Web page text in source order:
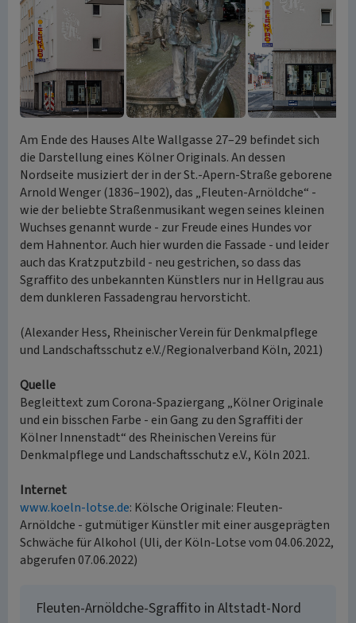
Am Ende des Hauses Alte Wallgasse 27–29 befindet sich
die Darstellung eines Kölner Originals. An dessen
Nordseite musiziert der in der St.‐Apern‐Straße geborene
Arnold Wenger (1836–1902), das „Fleuten‐Arnöldche“ ‐
wie der beliebte Straßenmusikant wegen seines kleinen
Wuchses genannt wurde ‐ zur Freude eines Hundes vor
dem Hahnentor. Auch hier wurden die Fassade ‐ und leider
auch das Kratzputzbild ‐ neu gestrichen, so dass das
Sgraffito des unbekannten Künstlers nur in Hellgrau aus
dem dunkleren Fassadengrau hervorsticht.
(Alexander Hess, Rheinischer Verein für Denkmalpflege
und Landschaftsschutz e.V./Regionalverband Köln, 2021)
Quelle
Begleittext zum Corona-Spaziergang „Kölner Originale
und ein bisschen Farbe ‐ ein Gang zu den Sgraffiti der
Kölner Innenstadt“ des Rheinischen Vereins für
Denkmalpflege und Landschaftsschutz e.V., Köln 2021.
Internet
www.koeln-lotse.de: Kölsche Originale: Fleuten-
Arnöldche - gutmütiger Künstler mit einer ausgeprägten
Schwäche für Alkohol (Uli, der Köln-Lotse vom 04.06.2022,
abgerufen 07.06.2022)
Fleuten‐Arnöldche-Sgraffito in Altstadt-Nord